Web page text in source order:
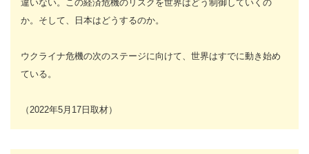
違いない。この経済危機のリスクを世界はどう制御していくの
か。そして、日本はどうするのか。
ウクライナ危機の次のステージに向けて、世界はすでに動き始め
ている。
（2022年5月17日取材）